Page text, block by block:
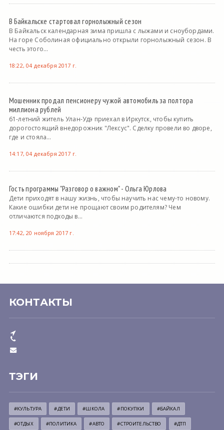
В Байкальске стартовал горнолыжный сезон
В Байкальск календарная зима пришла с лыжами и сноубордами.
На горе Соболиная официально открыли горнолыжный сезон. В
честь этого...
18:22, 04 декабря 2017 г.
Мошенник продал пенсионеру чужой автомобиль за полтора
миллиона рублей
61-летний житель Улан-Удэ приехал в Иркутск, чтобы купить
дорогостоящий внедорожник "Лексус". Сделку провели во дворе,
где и стояла...
14:17, 04 декабря 2017 г.
Гость программы "Разговор о важном" - Ольга Юрлова
Дети приходят в нашу жизнь, чтобы научить нас чему-то новому.
Какие ошибки дети не прощают своим родителям? Чем
отличаются подходы в...
17:42, 20 ноября 2017 г.
КОНТАКТЫ
ТЭГИ
#КУЛЬТУРА #ДЕТИ #ШКОЛА #ПОКУПКИ #БАЙКАЛ
#ОТДЫХ #ПОЛИТИКА #АВТО #СТРОИТЕЛЬСТВО #ДТП